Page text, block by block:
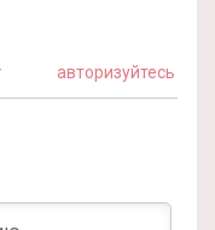
авторизуйтесь